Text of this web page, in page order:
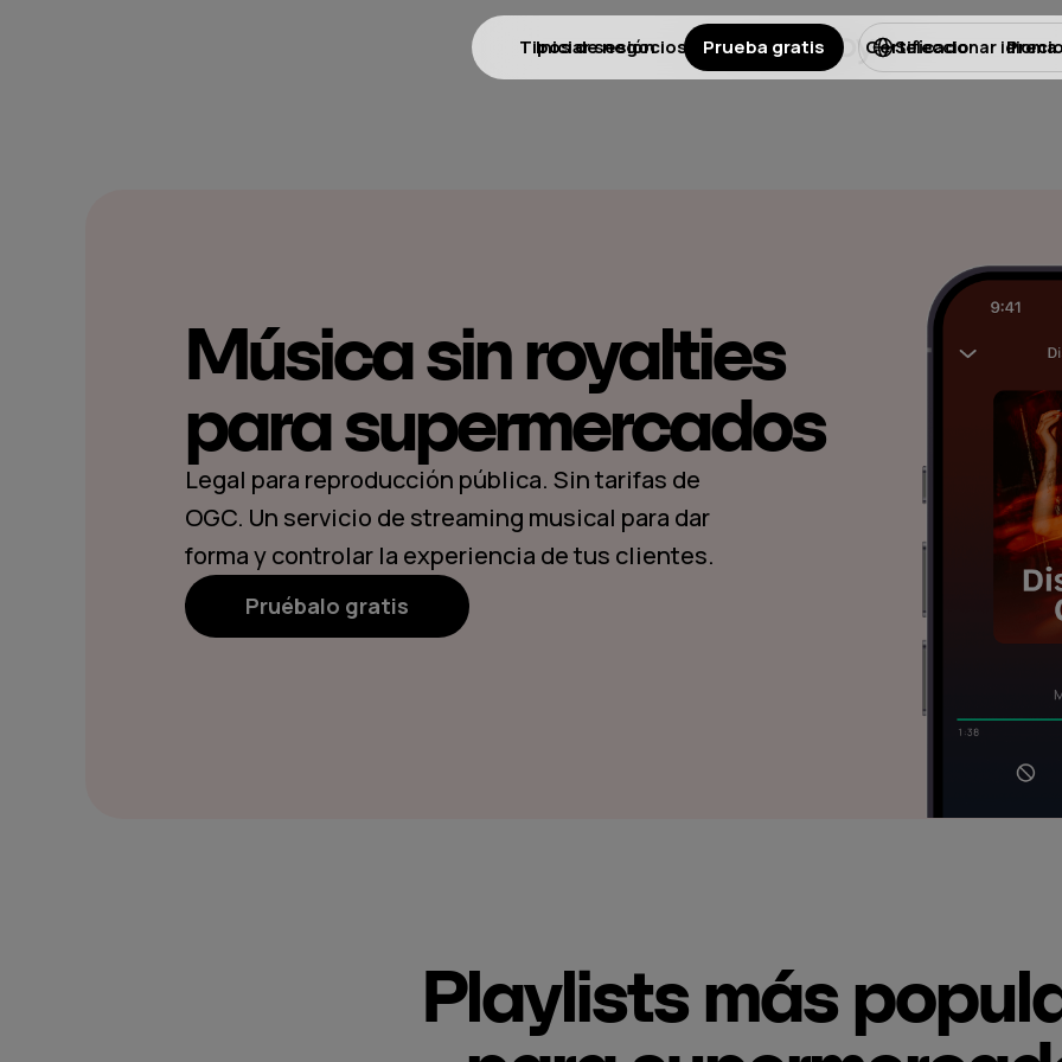
Música sin royalties
para supermercados
Legal para reproducción pública. Sin tarifas de
OGC. Un servicio de streaming musical para dar
forma y controlar la experiencia de tus clientes.
Pruébalo gratis
Playlists más
Tipos de negocios Licencias Certificado
Iniciar sesión Prueba gratis Seleccionar idioma